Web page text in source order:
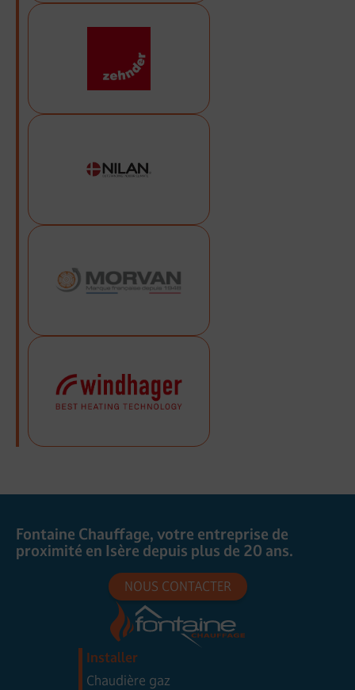
Fontaine Chauffage, votre entreprise de
proximité en Isère depuis plus de 20 ans.
NOUS CONTACTER
Installer
Chaudière gaz